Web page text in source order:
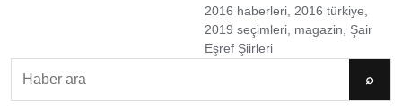
2016 haberleri, 2016 türkiye,
2019 seçimleri, magazin, Şair
Eşref Şiirleri
⌕